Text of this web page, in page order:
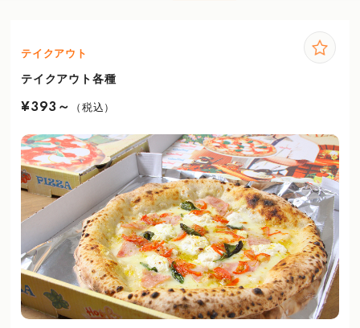
テイクアウト
テイクアウト各種
¥393～ （税込）